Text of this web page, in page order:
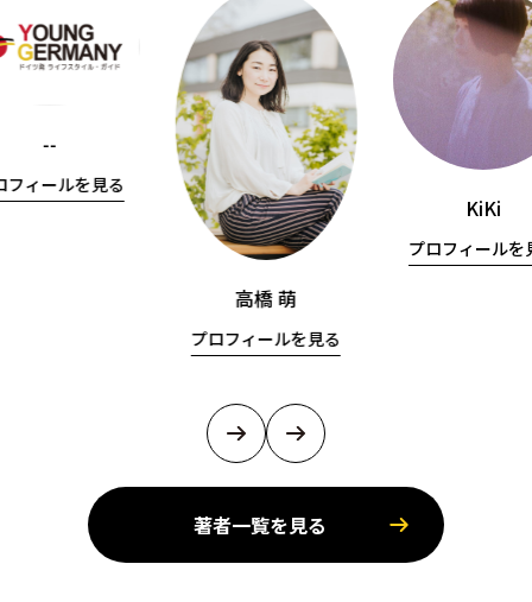
--
フィールを見る
高橋 萌
プロフィールを見る
KiKi
プロフィールを
著者一覧を見る